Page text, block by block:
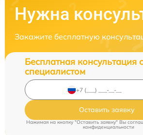
Нужна
Закажите бесплатную
Бесплатная консультация
специалистом
Оставить заявку
Нажимая на кнопку "Оставить заявку" Вы
конфиденциальности